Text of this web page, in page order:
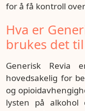
for å få kontroll
Hva er
brukes det til
Generisk Revia
hovedsakelig for
og
lysten på alkohol